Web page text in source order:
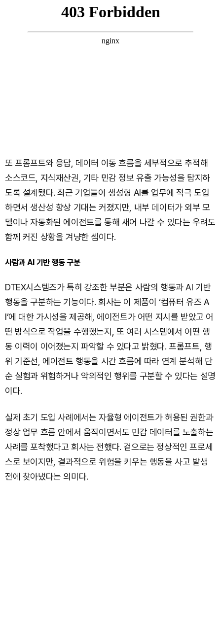
또 프롬프트와 응답, 데이터 이동 흐름을 세부적으로 추적해
소스코드, 지식재산권, 기타 민감 정보 유출 가능성을 탐지하
도록 설계됐다. 최근 기업들이 생성형 AI를 업무에 적극 도입
하면서 생산성 향상 기대는 커졌지만, 내부 데이터가 외부 모
델이나 자동화된 에이전트를 통해 새어 나갈 수 있다는 우려도
함께 커진 상황을 겨냥한 셈이다.
사람과 AI 기반 행동 구분
DTEX시스템즈가 특히 강조한 부분은 사람의 행동과 AI 기반
행동을 구분하는 기능이다. 회사는 이 제품이 ‘컴퓨터 유즈 A
I’에 대한 가시성을 제공해, 에이전트가 어떤 지시를 받았고 어
떤 방식으로 작업을 수행했는지, 또 여러 시스템에서 어떤 행
동 이력이 이어졌는지 파악할 수 있다고 밝혔다. 프롬프트, 행
위 기준선, 에이전트 행동을 시간 흐름에 따라 연계 분석해 단
순 실험과 위험하거나 악의적인 행위를 구분할 수 있다는 설명
이다.
실제 초기 도입 사례에서는 자율형 에이전트가 허용된 권한과
정상 업무 흐름 안에서 움직이면서도 민감 데이터를 노출하는
사례를 포착했다고 회사는 전했다. 겉으로는 정상적인 프로세
스로 보이지만, 결과적으로 위험을 키우는 행동을 사고 발생
전에 찾아냈다는 의미다.